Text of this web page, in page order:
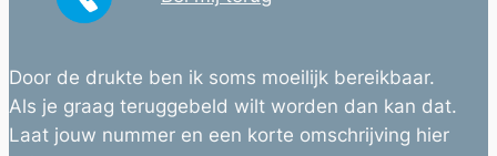
Door de drukte ben ik soms moeilijk bereikbaar.
Als je graag teruggebeld wilt worden dan kan dat.
Laat jouw nummer en een korte omschrijving hier